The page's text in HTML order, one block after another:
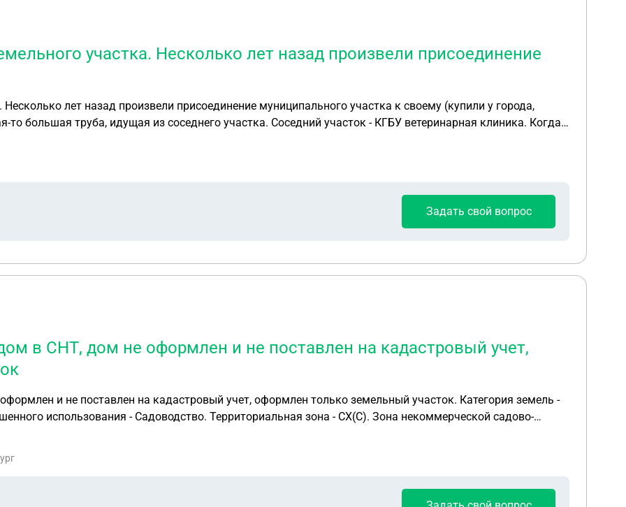
участка. Несколько лет назад произвели присоединение
лет назад произвели присоединение муниципального участка к своему (купили у города,
большая труба, идущая из соседнего участка. Соседний участок - КГБУ ветеринарная клиника. Когда
числилось, ни на каком балансе труба не стояла. Сейчас решили убрать эту трубу,
нельзя, т.к. "люди задохнутся, если уберете" (их слова). Теперь их юристы начали разбираться, как нам
участка?
Задать свой вопрос
в СНТ, дом не оформлен и не поставлен на кадастровый учет,
и не поставлен на кадастровый учет, оформлен только земельный участок. Категория земель -
использования - Садоводство. Территориальная зона - СХ(С). Зона некоммерческой садово-